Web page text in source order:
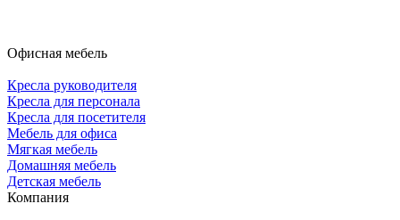
Офисная мебель
Кресла руководителя
Кресла для персонала
Кресла для посетителя
Мебель для офиса
Мягкая мебель
Домашняя мебель
Детская мебель
Компания